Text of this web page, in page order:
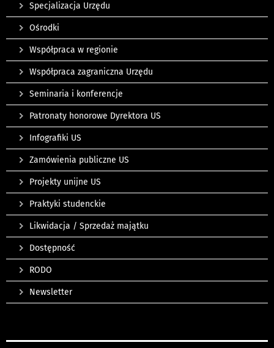
Specjalizacja Urzędu
Ośrodki
Współpraca w regionie
Współpraca zagraniczna Urzędu
Seminaria i konferencje
Patronaty honorowe Dyrektora US
Infografiki US
Zamówienia publiczne US
Projekty unijne US
Praktyki studenckie
Likwidacja / Sprzedaż majątku
Dostępność
RODO
Newsletter